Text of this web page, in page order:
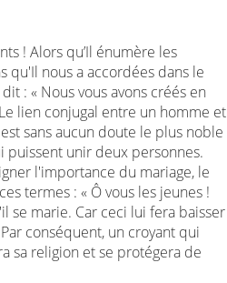
! Alors qu’Il énumère les
qu'Il nous a accordées dans le
: « Nous vous avons créés en
lien conjugal entre un homme et
sans aucun doute le plus noble
puissent unir deux personnes.
l'importance du mariage, le
termes : « Ô vous les jeunes !
se marie. Car ceci lui fera baisser
conséquent, un croyant qui
sa religion et se protégera de